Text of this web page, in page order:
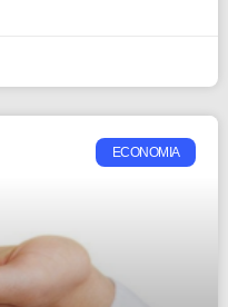
ECONOMIA